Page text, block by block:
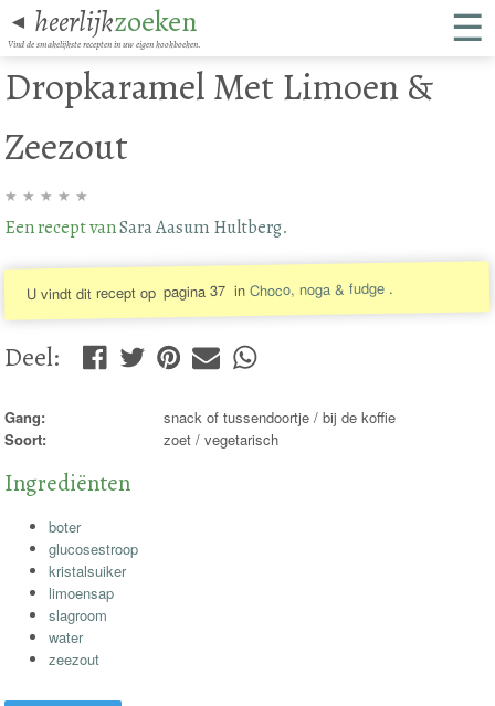
◄ heerlijkzoeken
Vind de smakelijkste recepten in uw eigen kookboeken. ☰
Dropkaramel Met Limoen &
Zeezout
★ ★ ★ ★ ★
Een recept vanSara Aasum Hultberg.
U vindt dit recept op pagina 37 inChoco, noga & fudge .
Deel:
Gang:
snack of tussendoortje / bij de koffie
Soort:
zoet / vegetarisch
Ingrediënten
boter
glucosestroop
kristalsuiker
limoensap
slagroom
water
zeezout